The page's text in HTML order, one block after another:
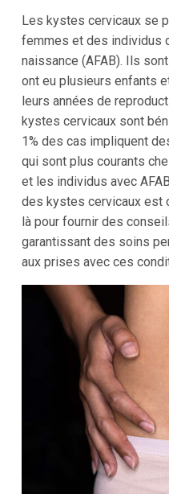
Les kystes cervicaux se
femmes et des individus
naissance (AFAB). Ils
ont eu plusieurs enfants
leurs années de
kystes cervicaux sont
1% des cas impliquent
qui sont plus courants
et les individus avec
des kystes cervicaux est
là pour fournir des
garantissant des soins
aux prises avec ces